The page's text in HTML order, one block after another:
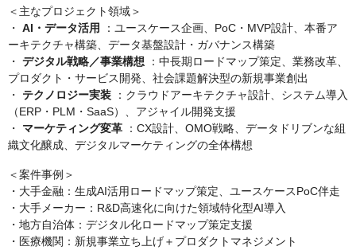
＜主なプロジェクト領域＞
・ AI・データ活用
：ユースケース企画、PoC・MVP設計、本番ア
ーキテクチャ構築、データ基盤設計・ガバナンス構築
・ デジタル戦略／事業構想 ：中長期ロードマップ策定、業務改革、
プロダクト・サービス開発、社会課題解決型の新規事業創出
・ テクノロジー実装 ：クラウドアーキテクチャ設計、システム導入
（ERP・PLM・SaaS）、アジャイル開発支援
・ マーケティング変革 ：CX設計、OMO戦略、データドリブンな組
織文化醸成、デジタルマーケティングの全体構想
＜案件事例＞
・大手金融：生成AI活用ロードマップ策定、ユースケースPoC伴走
・大手メーカー：R&D高速化に向けた領域特化型AI導入
・地方自治体：デジタル化ロードマップ策定支援
・医療機関：新規事業立ち上げ＋プロダクトマネジメント